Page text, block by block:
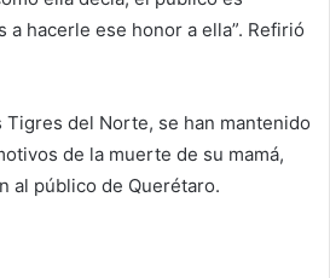
a hacerle ese honor a ella”. Refirió
Tigres del Norte, se han mantenido
de la muerte de su mamá,
al público de Querétaro.